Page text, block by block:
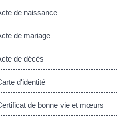
de naissance
de mariage
de décès
d'identité
de bonne vie et mœurs